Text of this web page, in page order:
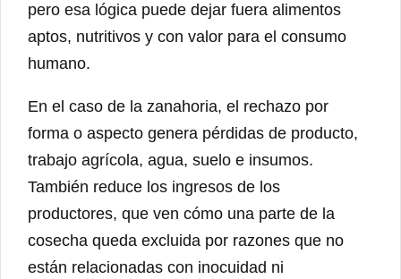
pero esa lógica puede dejar fuera alimentos
aptos, nutritivos y con valor para el consumo
humano.
En el caso de la zanahoria, el rechazo por
forma o aspecto genera pérdidas de producto,
trabajo agrícola, agua, suelo e insumos.
También reduce los ingresos de los
productores, que ven cómo una parte de la
cosecha queda excluida por razones que no
están relacionadas con inocuidad ni